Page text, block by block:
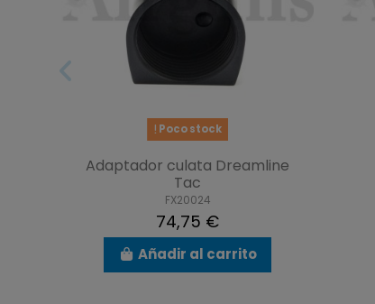
Poco stock
Adaptador culata Dreamline
Tac
FX20024
74,75 €
Añadir al carrito